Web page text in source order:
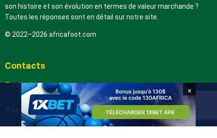
son histoire et son évolution en termes de valeur marchande ?
Toutes les réponses sont en détail sur notre site.
© 2022–2026 africafoot.com
Contacts
Contactez-nous
Partenaires
arabic.africafoot.com
×